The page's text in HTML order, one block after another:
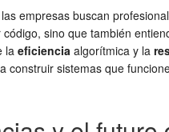
empresas buscan
sino que también
la eficiencia algorítmica y la
construir sistemas que